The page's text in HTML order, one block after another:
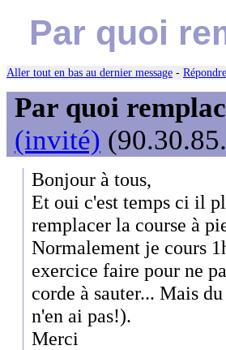
Par quoi
Aller tout en bas au dernier message -
Par quoi
(invité)
Bonjour à tous,
Et oui c'est temps ci il
remplacer la course à
Normalement je cours
exercice faire pour ne
corde à sauter... Mais
n'en ai pas!).
Merci